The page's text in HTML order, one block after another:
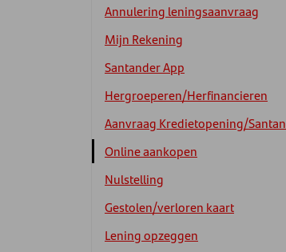
Annulering leningsaanvraag
Mijn Rekening
Santander App
Hergroeperen/Herfinancieren
Aanvraag Kredietopening/
Online aankopen
Nulstelling
Gestolen/verloren kaart
Lening opzeggen